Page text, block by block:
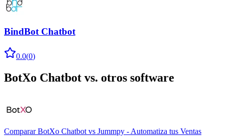
BindBot Chatbot
0.0(0)
BotXo Chatbot vs. otros software
Comparar BotXo Chatbot vs Jummpy - Automatiza tus Ventas